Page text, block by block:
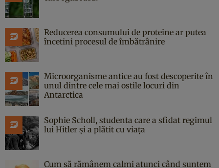
Reducerea consumului de proteine ar putea
încetini procesul de îmbătrânire
Microorganisme antice au fost descoperite în
unul dintre cele mai ostile locuri din
Antarctica
Sophie Scholl, studenta care a sfidat regimul
lui Hitler și a plătit cu viața
Cum să rămânem calmi atunci când suntem